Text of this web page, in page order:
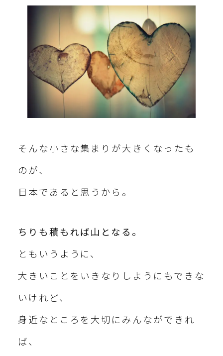
そんな小さな集まりが大きくなったも
のが、
日本であると思うから。
ちりも積もれば山となる。
ともいうように、
大きいことをいきなりしようにもできな
いけれど、
身近なところを大切にみんなができれ
ば、